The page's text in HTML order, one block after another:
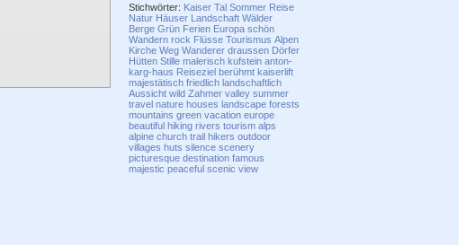
Stichwörter: Kaiser Tal Sommer Reise
Natur Häuser Landschaft Wälder
Berge Grün Ferien Europa schön
Wandern rock Flüsse Tourismus Alpen
Kirche Weg Wanderer draussen Dörfer
Hütten Stille malerisch kufstein anton-
karg-haus Reiseziel berühmt kaiserlift
majestätisch friedlich landschaftlich
Aussicht wild Zahmer valley summer
travel nature houses landscape forests
mountains green vacation europe
beautiful hiking rivers tourism alps
alpine church trail hikers outdoor
villages huts silence scenery
picturesque destination famous
majestic peaceful scenic view